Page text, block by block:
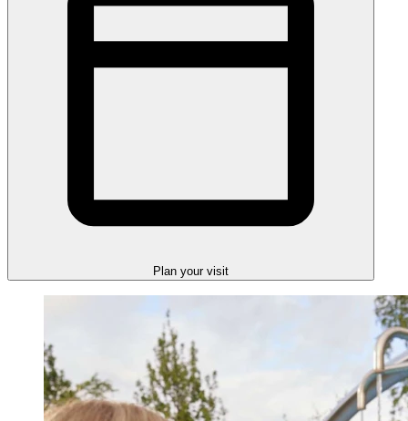
Plan your visit